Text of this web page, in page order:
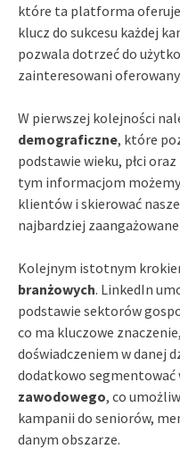
które ta platforma
klucz do sukcesu każdej
pozwala dotrzeć do
zainteresowani
W pierwszej kolejności
demograficzne, które
podstawie wieku, płci
tym informacjom
klientów i skierować
najbardziej
Kolejnym istotnym
branżowych. LinkedIn
podstawie sektorów
co ma kluczowe
doświadczeniem w danej
dodatkowo segmentować
zawodowego, co
kampanii do seniorów,
danym obszarze.